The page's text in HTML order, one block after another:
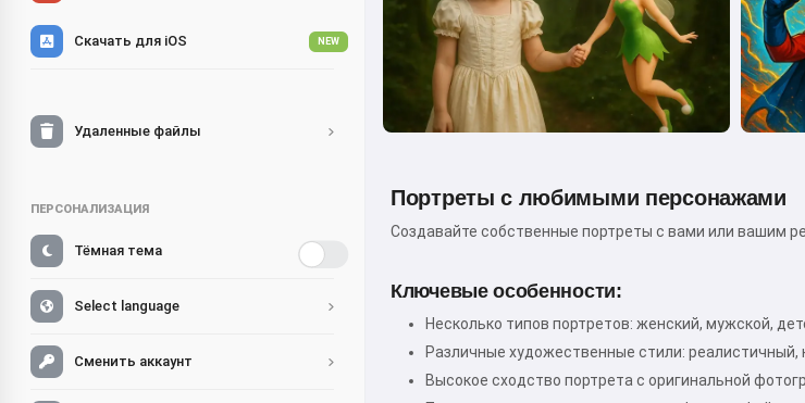
Скачать для iOS NEW
Удаленные файлы
ПЕРСОНАЛИЗАЦИЯ
Тёмная тема
Select language
Сменить аккаунт
Портреты с любимыми персонажами
Создавайте собственные портреты с вами или вашим
Ключевые особенности:
Несколько типов портретов: женский, мужской,
Различные художественные стили:
Высокое сходство портрета с оригинальной
Привет! Я
Я рассказываю
сказки на ночь для
Прочитать сказку